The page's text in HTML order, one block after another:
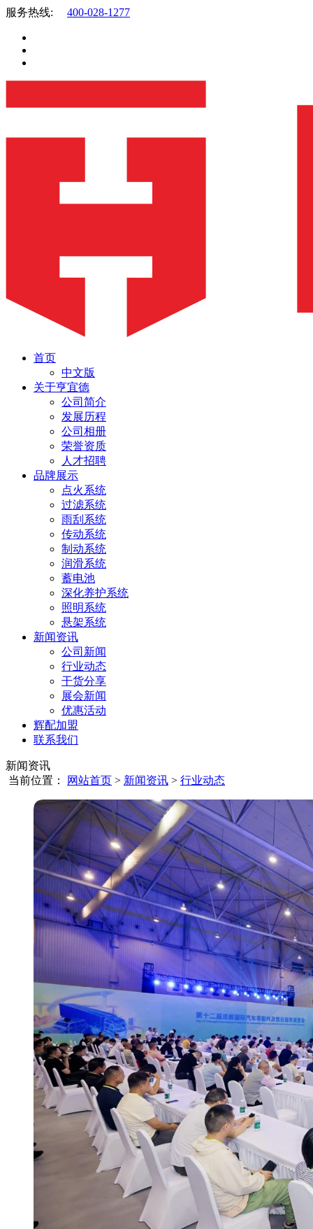
服务热线: 400-028-1277
首页
中文版
关于亨宜德
公司简介
发展历程
公司相册
荣誉资质
人才招聘
品牌展示
点火系统
过滤系统
雨刮系统
传动系统
制动系统
润滑系统
蓄电池
深化养护系统
照明系统
悬架系统
新闻资讯
公司新闻
行业动态
干货分享
展会新闻
优惠活动
辉配加盟
联系我们
新闻资讯
当前位置：
网站首页 > 新闻资讯 > 行业动态